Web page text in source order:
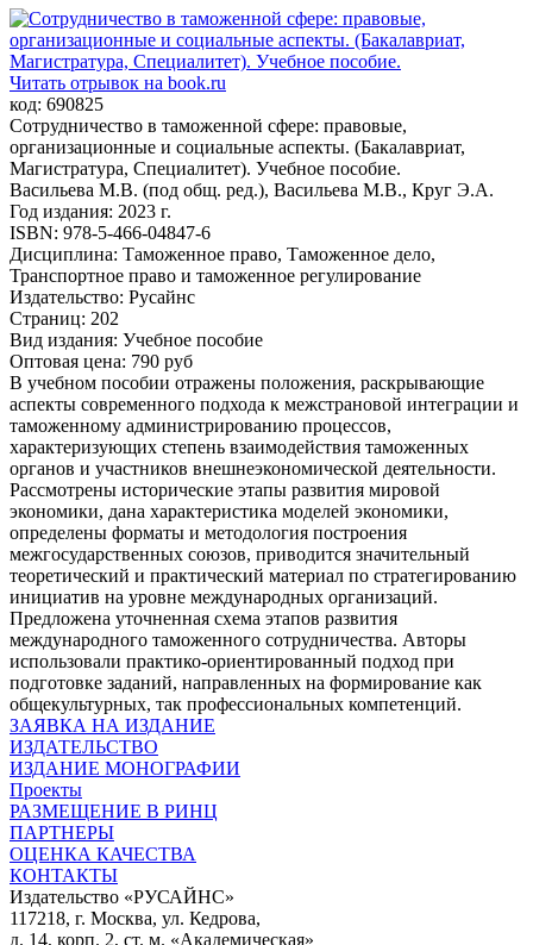
Читать отрывок на book.ru
код: 690825
Сотрудничество в таможенной сфере: правовые,
организационные и социальные аспекты. (Бакалавриат,
Магистратура, Специалитет). Учебное пособие.
Васильева М.В. (под общ. ред.), Васильева М.В., Круг Э.А.
Год издания: 2023 г.
ISBN: 978-5-466-04847-6
Дисциплина: Таможенное право, Таможенное дело,
Транспортное право и таможенное регулирование
Издательство: Русайнс
Страниц: 202
Вид издания: Учебное пособие
Оптовая цена: 790 руб
В учебном пособии отражены положения, раскрывающие
аспекты современного подхода к межстрановой интеграции и
таможенному администрированию процессов,
характеризующих степень взаимодействия таможенных
органов и участников внешнеэкономической деятельности.
Рассмотрены исторические этапы развития мировой
экономики, дана характеристика моделей экономики,
определены форматы и методология построения
межгосударственных союзов, приводится значительный
теоретический и практический материал по стратегированию
инициатив на уровне международных организаций.
Предложена уточненная схема этапов развития
международного таможенного сотрудничества. Авторы
использовали практико-ориентированный подход при
подготовке заданий, направленных на формирование как
общекультурных, так профессиональных компетенций.
ЗАЯВКА НА ИЗДАНИЕ
ИЗДАТЕЛЬСТВО
ИЗДАНИЕ МОНОГРАФИИ
Проекты
РАЗМЕЩЕНИЕ В РИНЦ
ПАРТНЕРЫ
ОЦЕНКА КАЧЕСТВА
КОНТАКТЫ
Издательство «РУСАЙНС»
117218, г. Москва, ул. Кедрова,
д. 14, корп. 2, ст. м. «Академическая»